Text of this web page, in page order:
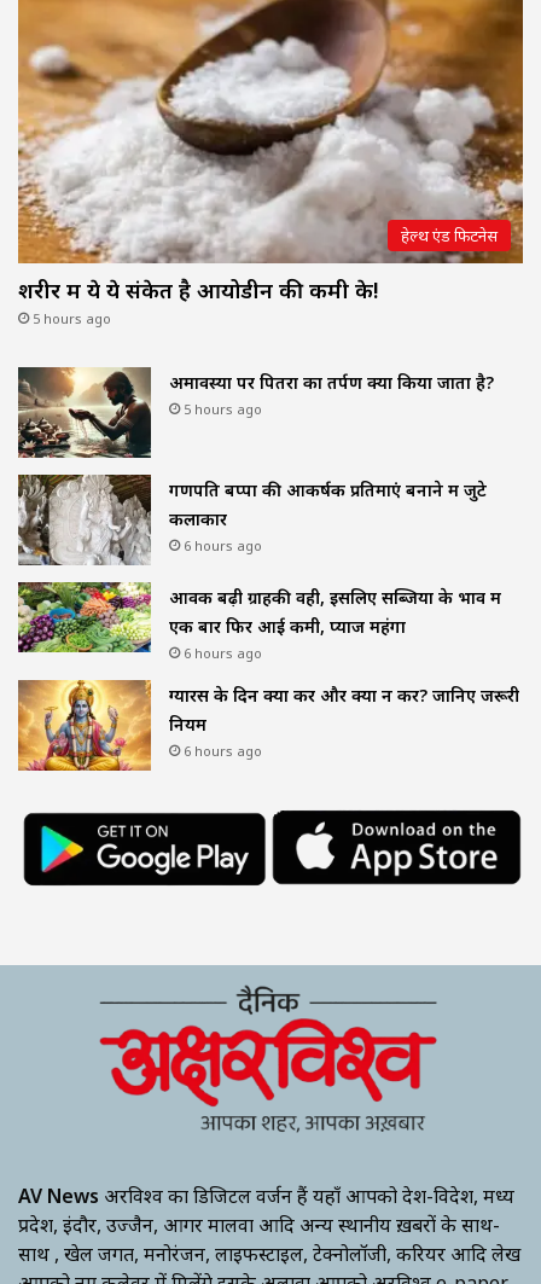
हेल्थ एंड फिटनेस
शरीर में ये ये संकेत है आयोडीन की कमी के!
5 hours ago
अमावस्या पर पितरों का तर्पण क्यों किया जाता है?
5 hours ago
गणपति बप्पा की आकर्षक प्रतिमाएं बनाने में जुटे
कलाकार
6 hours ago
आवक बढ़ी ग्राहकी वही, इसलिए सब्जियों के भाव में
एक बार फिर आई कमी, प्याज महंगा
6 hours ago
ग्यारस के दिन क्या करें और क्या न करें? जानिए जरूरी
नियम
6 hours ago
AV News अक्षरविश्व का डिजिटल वर्जन हैं यहाँ आपको देश-विदेश, मध्य
प्रदेश, इंदौर, उज्जैन, आगर मालवा आदि अन्य स्थानीय ख़बरों के साथ-
साथ , खेल जगत, मनोरंजन, लाइफस्टाइल, टेक्नोलॉजी, करियर आदि लेख